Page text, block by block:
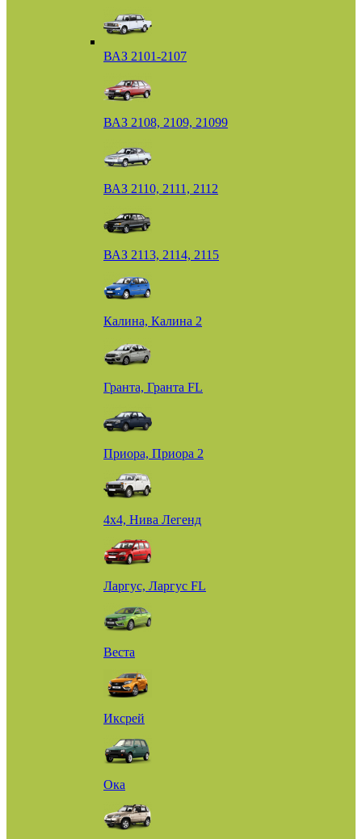
ВАЗ 2101-2107
ВАЗ 2108, 2109, 21099
ВАЗ 2110, 2111, 2112
ВАЗ 2113, 2114, 2115
Калина, Калина 2
Гранта, Гранта FL
Приора, Приора 2
4х4, Нива Легенд
Ларгус, Ларгус FL
Веста
Иксрей
Ока